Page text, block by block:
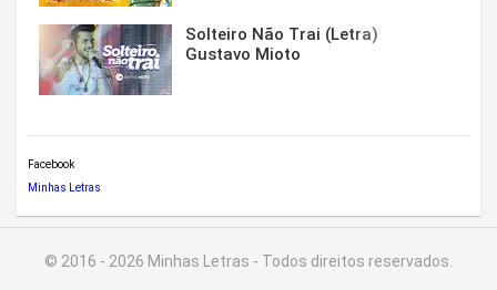
Solteiro Não Trai (Letra)
Gustavo Mioto
Facebook
Minhas Letras
© 2016 - 2026 Minhas Letras - Todos direitos reservados.